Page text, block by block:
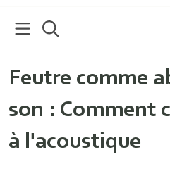
Feutre comme
son : Comment
à l'acoustique